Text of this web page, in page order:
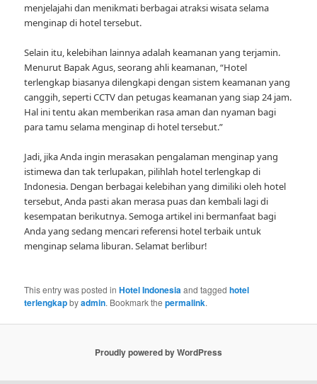
menjelajahi dan menikmati berbagai atraksi wisata selama
menginap di hotel tersebut.
Selain itu, kelebihan lainnya adalah keamanan yang terjamin.
Menurut Bapak Agus, seorang ahli keamanan, “Hotel
terlengkap biasanya dilengkapi dengan sistem keamanan yang
canggih, seperti CCTV dan petugas keamanan yang siap 24 jam.
Hal ini tentu akan memberikan rasa aman dan nyaman bagi
para tamu selama menginap di hotel tersebut.”
Jadi, jika Anda ingin merasakan pengalaman menginap yang
istimewa dan tak terlupakan, pilihlah hotel terlengkap di
Indonesia. Dengan berbagai kelebihan yang dimiliki oleh hotel
tersebut, Anda pasti akan merasa puas dan kembali lagi di
kesempatan berikutnya. Semoga artikel ini bermanfaat bagi
Anda yang sedang mencari referensi hotel terbaik untuk
menginap selama liburan. Selamat berlibur!
This entry was posted inHotel Indonesiaand taggedhotel
terlengkapbyadmin. Bookmark thepermalink.
Proudly powered by WordPress